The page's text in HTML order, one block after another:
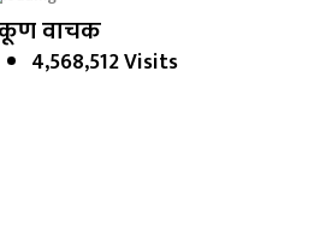
वाचक
4,568,512 Visits